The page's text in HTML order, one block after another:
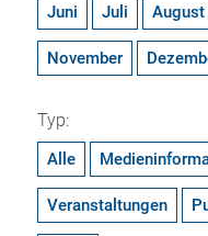
Juni Juli August
November
Typ:
Alle
Veranstaltungen